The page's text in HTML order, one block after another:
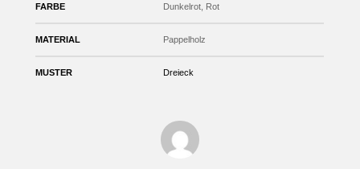
FARBE Dunkelrot, Rot
MATERIAL Pappelholz
MUSTER Dreieck